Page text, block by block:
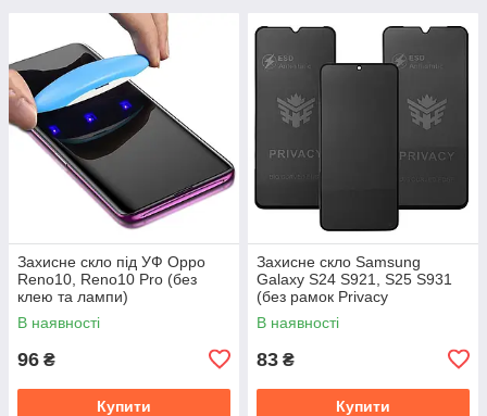
Захисне скло під УФ Oppo
Reno10, Reno10 Pro (без
клею та лампи)
В наявності
96 ₴
Купити
Захисне скло Samsung
Galaxy S24 S921, S25 S931
(без рамок Privacy
антишпигун)
В наявності
83 ₴
Купити